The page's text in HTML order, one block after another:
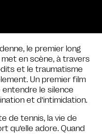
le premier long
en scène, à travers
et le traumatisme
Un premier film
le silence
et d’intimidation.
de tennis, la vie de
qu’elle adore. Quand